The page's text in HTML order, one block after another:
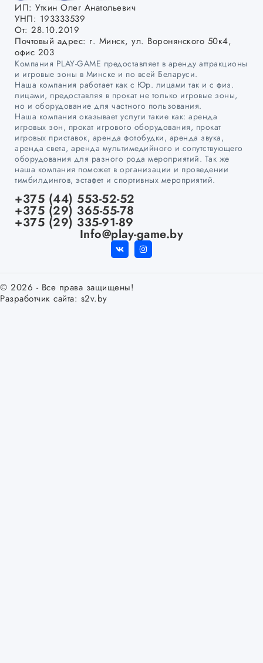
ИП: Уткин Олег Анатольевич
УНП: 193333539
От: 28.10.2019
Почтовый адрес: г. Минск, ул. Воронянского 50к4,
офис 203
Компания PLAY-GAME предоставляет в аренду аттракционы
и игровые зоны в Минске и по всей Беларуси.
Наша компания работает как с Юр. лицами так и с физ.
лицами, предоставляя в прокат не только игровые зоны,
но и оборудование для частного пользования.
Наша компания оказывает услуги такие как: аренда
игровых зон, прокат игрового оборудования, прокат
игровых приставок, аренда фотобудки, аренда звука,
аренда света, аренда мультимедийного и сопутствующего
оборудования для разного рода мероприятий. Так же
наша компания поможет в организации и проведении
тимбилдингов, эстафет и спортивных мероприятий.
+375 (44) 553-52-52
+375 (29) 365-55-78
+375 (29) 335-91-89
Info@play-game.by
© 2026 - Все права защищены!
Разработчик сайта: s2v.by